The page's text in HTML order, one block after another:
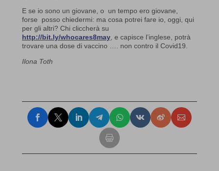
E se io sono un giovane, o un tempo ero giovane,
forse posso chiedermi: ma cosa potrei fare io, oggi, qui
per gli altri? Chi cliccherà su
http://bit.ly/whocares8may, e capisce l’inglese, potrà
trovare una dose di vaccino …. non contro il Covid19.
Ilona Toth